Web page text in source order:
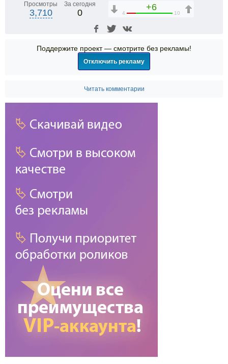
Просмотры
3,710
За сегодня
0
+6
4 10
Поддержите проект — смотрите без рекламы!
Отключить рекламу
Читать комментарии